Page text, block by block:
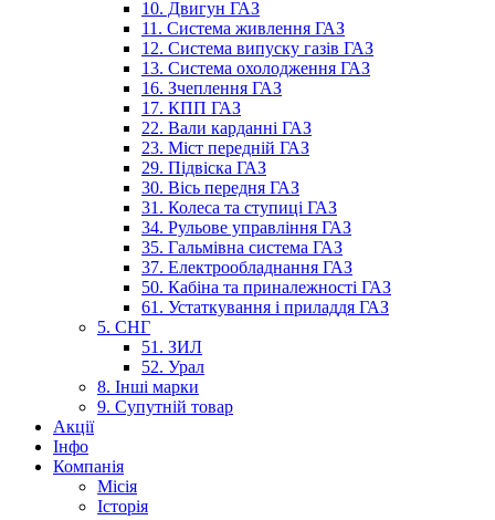
10. Двигун ГАЗ
11. Система живлення ГАЗ
12. Система випуску газів ГАЗ
13. Система охолодження ГАЗ
16. Зчеплення ГАЗ
17. КПП ГАЗ
22. Вали карданні ГАЗ
23. Міст передній ГАЗ
29. Підвіска ГАЗ
30. Вісь передня ГАЗ
31. Колеса та ступиці ГАЗ
34. Рульове управління ГАЗ
35. Гальмівна система ГАЗ
37. Електрообладнання ГАЗ
50. Кабіна та приналежності ГАЗ
61. Устаткування і приладдя ГАЗ
5. СНГ
51. ЗИЛ
52. Урал
8. Інші марки
9. Супутній товар
Акції
Інфо
Компанія
Місія
Історія